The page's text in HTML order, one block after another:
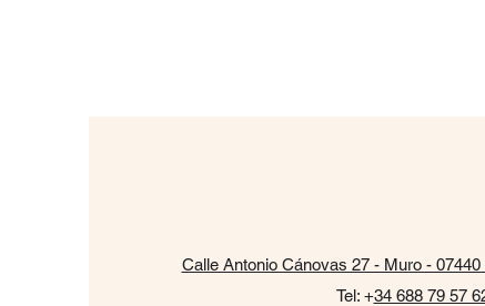
Calle Antonio Cánovas 27 - Muro -
Tel: +34 688 79 57